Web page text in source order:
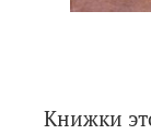
Книжки